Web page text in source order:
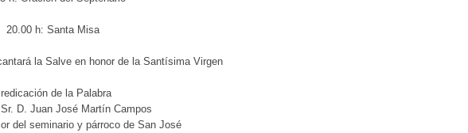
20.00 h: Santa Misa
la Salve en honor de la Santísima Virgen
de la Palabra
D. Juan José Martín Campos
del seminario y párroco de San José